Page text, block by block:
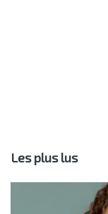
Les plus lus